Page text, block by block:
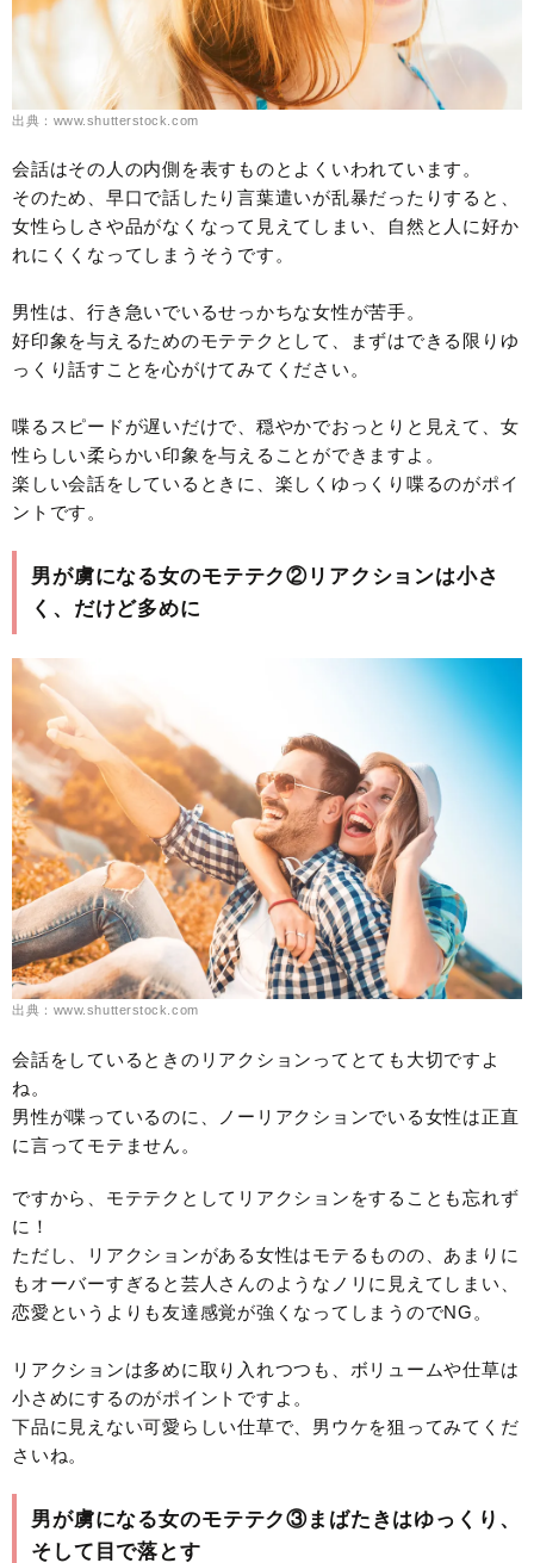
出典：www.shutterstock.com
会話はその人の内側を表すものとよくいわれています。
そのため、早口で話したり言葉遣いが乱暴だったりすると、
女性らしさや品がなくなって見えてしまい、自然と人に好か
れにくくなってしまうそうです。
男性は、行き急いでいるせっかちな女性が苦手。
好印象を与えるためのモテテクとして、まずはできる限りゆ
っくり話すことを心がけてみてください。
喋るスピードが遅いだけで、穏やかでおっとりと見えて、女
性らしい柔らかい印象を与えることができますよ。
楽しい会話をしているときに、楽しくゆっくり喋るのがポイ
ントです。
男が虜になる女のモテテク②リアクションは小さ
く、だけど多めに
出典：www.shutterstock.com
会話をしているときのリアクションってとても大切ですよ
ね。
男性が喋っているのに、ノーリアクションでいる女性は正直
に言ってモテません。
ですから、モテテクとしてリアクションをすることも忘れず
に！
ただし、リアクションがある女性はモテるものの、あまりに
もオーバーすぎると芸人さんのようなノリに見えてしまい、
恋愛というよりも友達感覚が強くなってしまうのでNG。
リアクションは多めに取り入れつつも、ボリュームや仕草は
小さめにするのがポイントですよ。
下品に見えない可愛らしい仕草で、男ウケを狙ってみてくだ
さいね。
男が虜になる女のモテテク③まばたきはゆっくり、
そして目で落とす